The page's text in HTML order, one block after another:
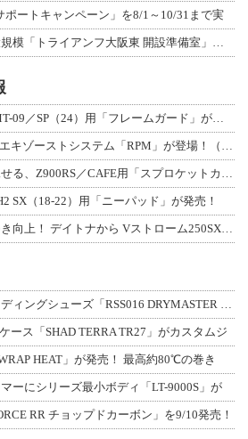
ポートキャンペーン」を8/1～10/31まで実
【トライアンフ】関西最大規模「トライアンフ大阪東 開設準備室」がオープン！ 限定
マジカルレーシングから MT-09／SP（24）用「フレームガード」が登場！
RPM から ホンダ GROM用エキゾーストシステム「RPM」が登場！（動画あり
カスタムスプロケットを見せる、Z900RS／CAFE用「スプロケットカバーフルキ
SX（18-22）用「ニーパッド」が発売！
ゲル素材入りで快適＆足つき向上！ デイトナから Vストローム250SX用「快適ロ
アールエスタイチの新ライディングシューズ「RSS016 DRYMASTER スト
ース「SHAD TERRA TR27」がカスタムジ
HEAT」が発売！ 最高約80℃の巻き
ーにシリーズ最小ボディ「LT-9000S」が
RR チョップドカーボン」を9/10発売！